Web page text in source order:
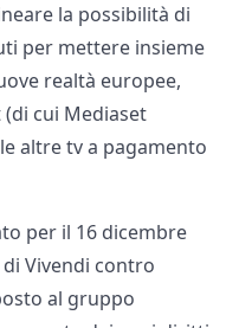
la possibilità di
per mettere insieme
realtà europee,
(di cui Mediaset
altre tv a pagamento
per il 16 dicembre
Vivendi contro
al gruppo